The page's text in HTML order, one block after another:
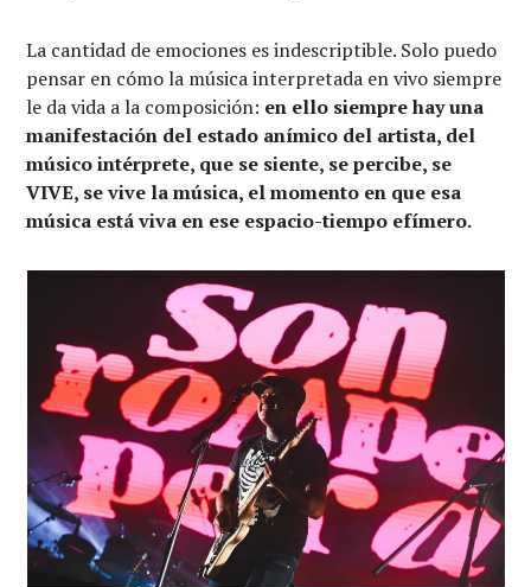
La cantidad de emociones es indescriptible. Solo puedo
pensar en cómo la música interpretada en vivo siempre
le da vida a la composición: en ello siempre hay una
manifestación del estado anímico del artista, del
músico intérprete, que se siente, se percibe, se
VIVE, se vive la música, el momento en que esa
música está viva en ese espacio-tiempo efímero.